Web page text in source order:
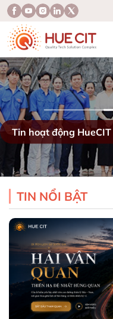
Tin hoạt động HueCIT
TIN NỔI BẬT